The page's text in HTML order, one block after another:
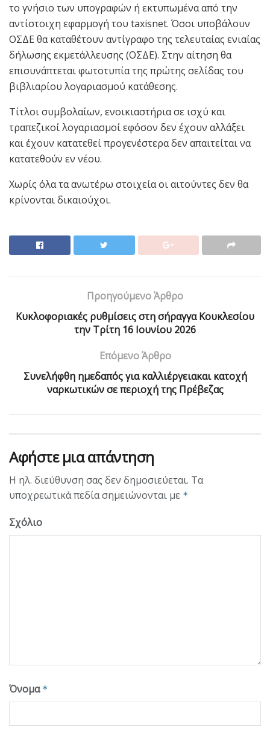
το γνήσιο των υπογραφών ή εκτυπωμένα από την
αντίστοιχη εφαρμογή του taxisnet. Όσοι υποβάλουν
ΟΣΔΕ θα καταθέτουν αντίγραφο της τελευταίας ενιαίας
δήλωσης εκμετάλλευσης (ΟΣΔΕ). Στην αίτηση θα
επισυνάπτεται φωτοτυπία της πρώτης σελίδας του
βιβλιαρίου λογαριασμού κατάθεσης.
Τίτλοι συμβολαίων, ενοικιαστήρια σε ισχύ και
τραπεζικοί λογαριασμοί εφόσον δεν έχουν αλλάξει
και έχουν κατατεθεί προγενέστερα δεν απαιτείται να
κατατεθούν εν νέου.
Χωρίς όλα τα ανωτέρω στοιχεία οι αιτούντες δεν θα
κρίνονται δικαιούχοι.
Προηγούμενο Άρθρο
Κυκλοφοριακές ρυθμίσεις στη σήραγγα Κουκλεσίου
την Τρίτη 16 Ιουνίου 2026
Επόμενο Άρθρο
Συνελήφθη ημεδαπός για καλλιέργειακαι κατοχή
ναρκωτικών σε περιοχή της Πρέβεζας
Αφήστε μια απάντηση
Η ηλ. διεύθυνση σας δεν δημοσιεύεται. Τα
υποχρεωτικά πεδία σημειώνονται με *
Σχόλιο
Όνομα *